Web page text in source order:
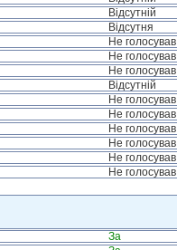
Відсутній
Відсутня
Не голосував
Не голосував
Не голосував
Відсутній
Не голосував
Не голосував
Не голосував
Не голосував
Не голосував
Не голосував
За